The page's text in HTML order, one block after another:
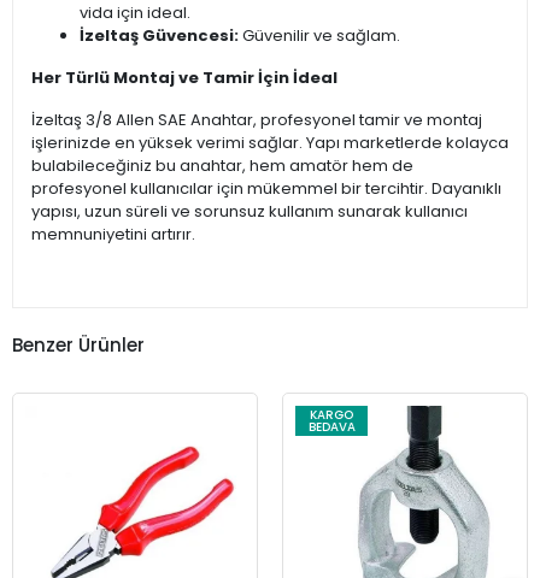
vida için ideal.
İzeltaş Güvencesi:Güvenilir ve sağlam.
Her Türlü Montaj ve Tamir İçin İdeal
İzeltaş 3/8 Allen SAE Anahtar, profesyonel tamir ve montaj
işlerinizde en yüksek verimi sağlar. Yapı marketlerde kolayca
bulabileceğiniz bu anahtar, hem amatör hem de
profesyonel kullanıcılar için mükemmel bir tercihtir. Dayanıklı
yapısı, uzun süreli ve sorunsuz kullanım sunarak kullanıcı
memnuniyetini artırır.
Benzer Ürünler
KARGO
BEDAVA